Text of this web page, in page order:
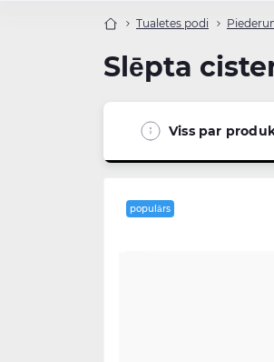
Tualetes podi
Slēpta
Viss par
populārs